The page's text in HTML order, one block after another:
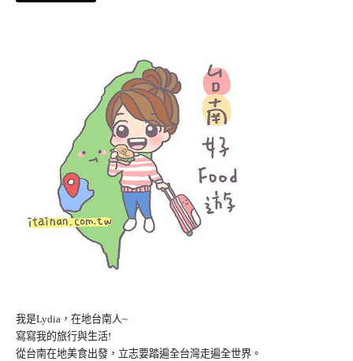
我是Lydia，在地台南人~
寫寫我的旅行與生活!
從台南在地美食出發，立志要踏遍全台灣走遍全世界。